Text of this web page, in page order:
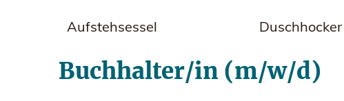
Aufstehsessel Duschhocker
Buchhalter/in (m/w/d)